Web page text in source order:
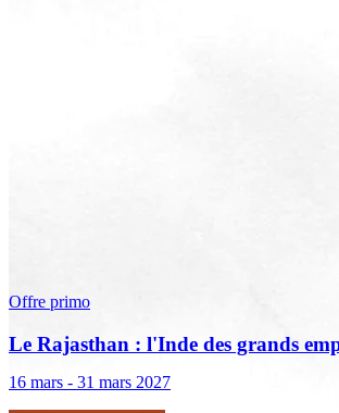
Offre primo
Le Rajasthan : l'Inde des grands
16 mars - 31 mars 2027